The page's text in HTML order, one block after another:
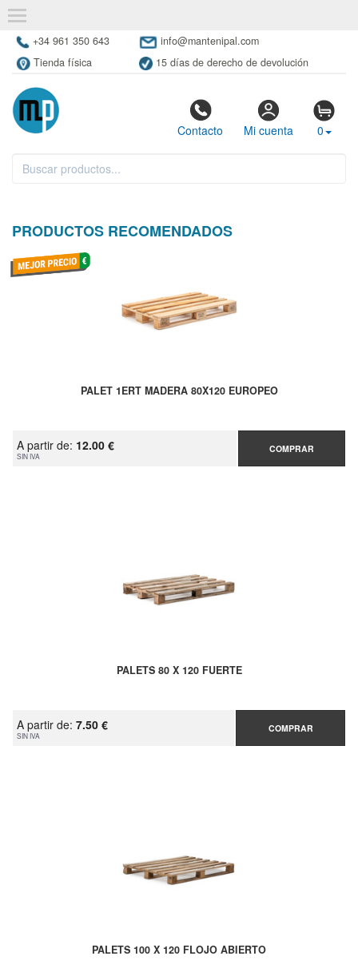
+34 961 350 643
info@mantenipal.com
Tienda física
15 días de derecho de devolución
Contacto Mi cuenta 0
PRODUCTOS RECOMENDADOS
PALET 1ERT MADERA 80X120 EUROPEO
A partir de: 12.00 €
SIN IVA
COMPRAR
PALETS 80 X 120 FUERTE
A partir de: 7.50 €
SIN IVA
COMPRAR
PALETS 100 X 120 FLOJO ABIERTO